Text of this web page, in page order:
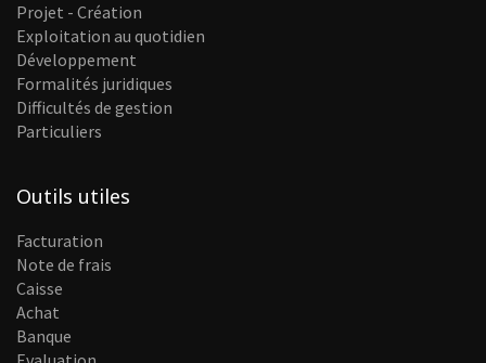
Projet - Création
Exploitation au quotidien
Développement
Formalités juridiques
Difficultés de gestion
Particuliers
Outils utiles
Facturation
Note de frais
Caisse
Achat
Banque